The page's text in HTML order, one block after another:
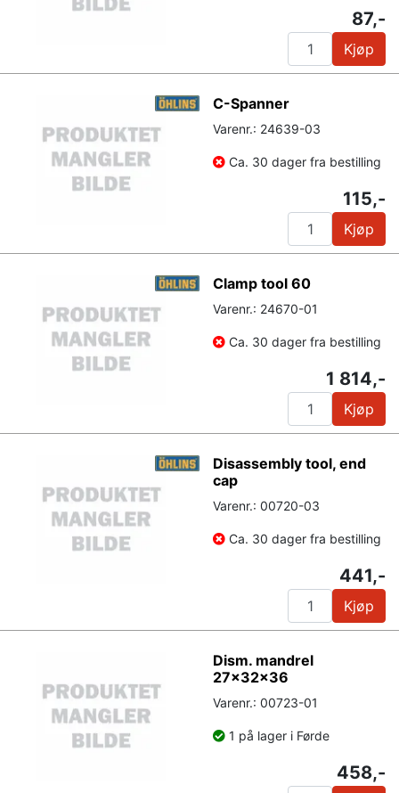
87,-
Kjøp
C-Spanner
Varenr.: 24639-03
Ca. 30 dager fra bestilling
115,-
Kjøp
Clamp tool 60
Varenr.: 24670-01
Ca. 30 dager fra bestilling
1 814,-
Kjøp
Disassembly tool, end
cap
Varenr.: 00720-03
Ca. 30 dager fra bestilling
441,-
Kjøp
Dism. mandrel
27x32x36
Varenr.: 00723-01
1 på lager i Førde
458,-